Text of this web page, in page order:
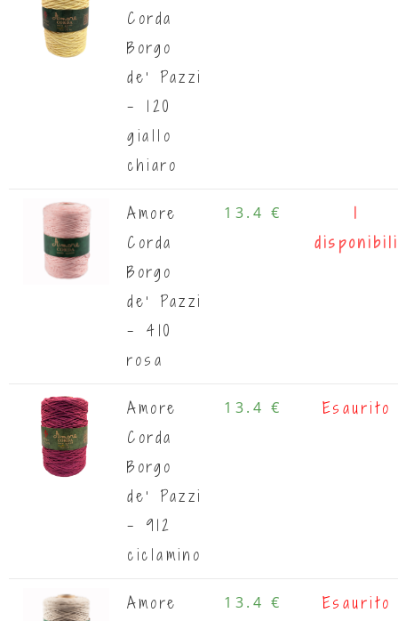
Corda
Borgo
de' Pazzi
- 120
giallo
chiaro
Amore
Corda
Borgo
de' Pazzi
- 410
rosa
13.4 €
1
disponibili
Amore
Corda
Borgo
de' Pazzi
- 912
ciclamino
13.4 € Esaurito
Amore
13.4 € Esaurito